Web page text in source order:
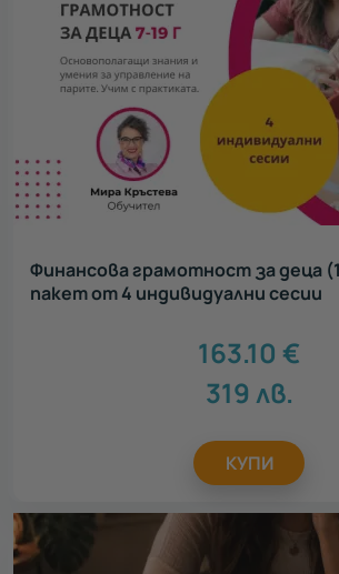
Финансова грамотност за деца
пакет от 4 индивидуални сесии
163.10 €
319 лв.
КУПИ